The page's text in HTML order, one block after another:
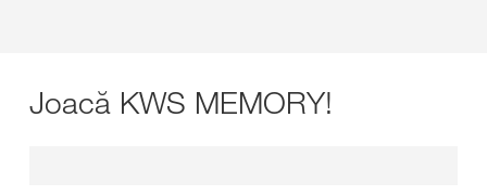
Joacă KWS MEMORY!